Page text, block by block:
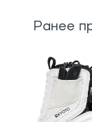
Ранее